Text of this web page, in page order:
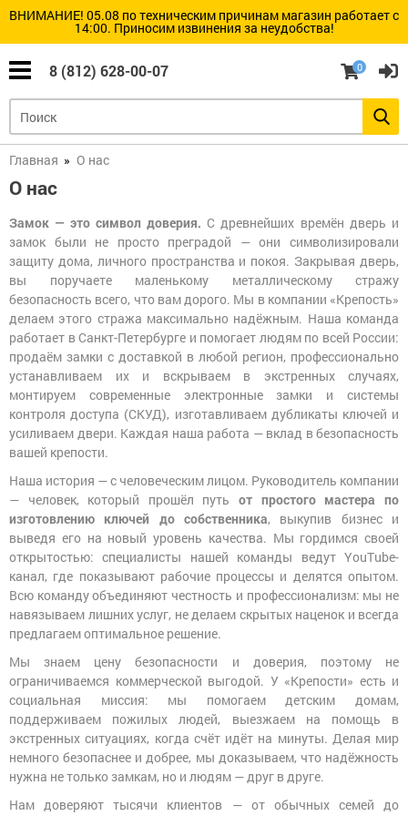
Замки
(все)
Барьер
Замки
и
ручки
для
китайских
Электронные
замки
Врезные
замки
Накладные
замки
Замки
для
противопожарных
дверей
Эл-
механические
и
эл-
магнитные
замки
Кодовые
замки
Замки
межкомнатных
и
дверей
Замки
для
металло­
пластиковых
Цилиндры
замков(все)
Цилиндры
(Стандарт)
Цилиндры
скандинавского
(финского)
стандарта
Цилиндр
для
замка
Барьер
(Россия)
Цилиндры
с
шестерёнкой
Ключи
для
перекодировки,
нуклии,
роторы
Дверная
фурнитура
Броненакладки
и
пластины
Вертушки
на
цилиндры
Глазки
дверные
Дверные
пороги
Дверные
проушины
Дверные
ручки
Доводчики
дверные
Поворотные
ручки
Почтовые
ящики
Раздвижные
для
окон
Упоры
дверные
Фурнитура
Умные
замки
Электронные
замки
Armadillo
Электронные
DESi
Электронные
замки
Dircode
Электронные
замки
Konan
Электронные
замки
Philips
Сейфы
(все)
Бухгалтерские
шкафы
Взломостойкие
сейфы
сейфы
Депозитные
ячейки
Огневзломостойкие
сейфы
Огнестойкие
картотеки
Огнестойкие
сейфы
Оружейные
сейфы
Сейфы-
термостаты
Темпокассы
Эксклюзивные
сейфы
Шкафы и
стеллажи
Стеллажи
Металлическая
Медицинская
мебель
Инструментальные
шкафы
и
тележки
Верстаки
Разное
ВНИМАНИЕ! 05.08 по техническим причинам магазин работает с
14:00. Приносим извинения за неудобства!
8 (812) 628-00-07 0
Главная О нас
О нас
Замок — это символ доверия. С древнейших времён дверь и
замок были не просто преградой — они символизировали
защиту дома, личного пространства и покоя. Закрывая дверь,
вы поручаете маленькому металлическому стражу
безопасность всего, что вам дорого. Мы в компании «Крепость»
делаем этого стража максимально надёжным. Наша команда
работает в Санкт-Петербурге и помогает людям по всей России:
продаём замки с доставкой в любой регион, профессионально
устанавливаем их и вскрываем в экстренных случаях,
монтируем современные электронные замки и системы
контроля доступа (СКУД), изготавливаем дубликаты ключей и
усиливаем двери. Каждая наша работа — вклад в безопасность
вашей крепости.
Наша история — с человеческим лицом. Руководитель компании
— человек, который прошёл путь от простого мастера по
изготовлению ключей до собственника, выкупив бизнес и
выведя его на новый уровень качества. Мы гордимся своей
открытостью: специалисты нашей команды ведут YouTube-
канал, где показывают рабочие процессы и делятся опытом.
Всю команду объединяют честность и профессионализм: мы не
навязываем лишних услуг, не делаем скрытых наценок и всегда
предлагаем оптимальное решение.
Мы знаем цену безопасности и доверия, поэтому не
ограничиваемся коммерческой выгодой. У «Крепости» есть и
социальная миссия: мы помогаем детским домам,
поддерживаем пожилых людей, выезжаем на помощь в
экстренных ситуациях, когда счёт идёт на минуты. Делая мир
немного безопаснее и добрее, мы доказываем, что надёжность
нужна не только замкам, но и людям — друг в друге.
Нам доверяют тысячи клиентов — от обычных семей до